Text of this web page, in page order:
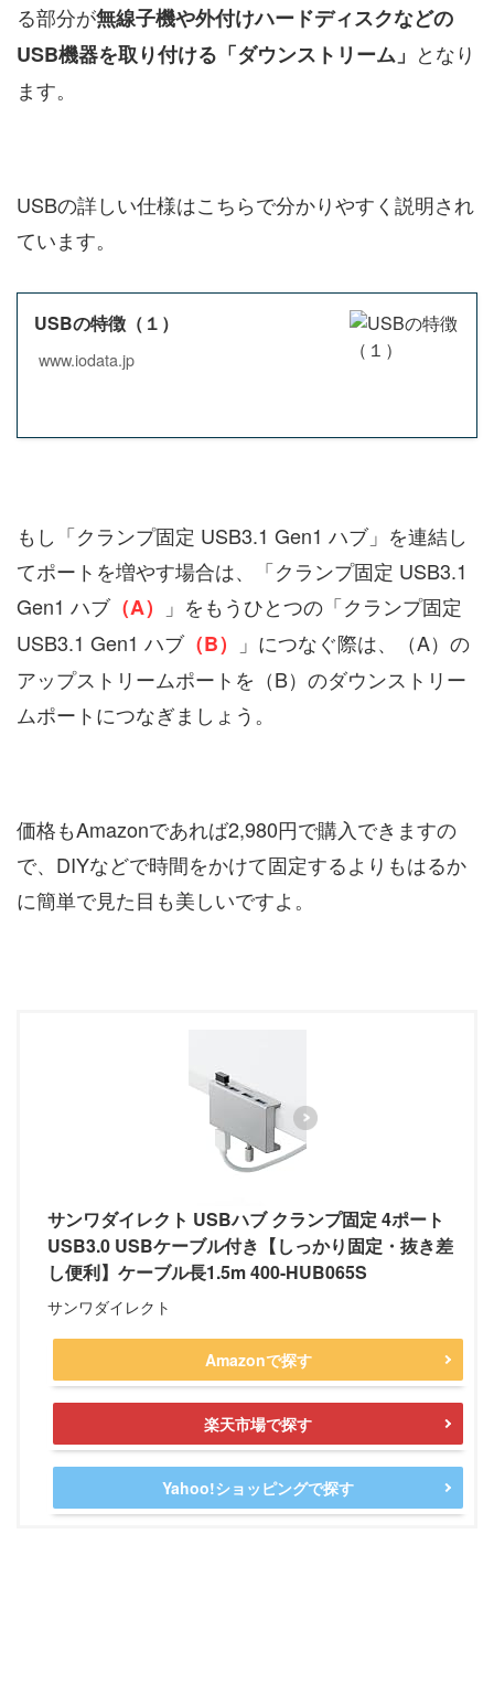
る部分が無線子機や外付けハードディスクなどの
USB機器を取り付ける「ダウンストリーム」 となり
ます。
USBの詳しい仕様はこちらで分かりやすく説明され
ています。
USBの特徴（１）
www.iodata.jp
もし「クランプ固定 USB3.1 Gen1 ハブ」を連結し
てポートを増やす場合は、「クランプ固定 USB3.1
Gen1 ハブ（A）
」をもうひとつの「クランプ固定
USB3.1 Gen1 ハブ（B）
」につなぐ際は、（A）の
アップストリームポートを（B）のダウンストリー
ムポートにつなぎましょう。
価格もAmazonであれば2,980円で購入できますの
で、DIYなどで時間をかけて固定するよりもはるか
に簡単で見た目も美しいですよ。
サンワダイレクト USBハブ クランプ固定 4ポート
USB3.0 USBケーブル付き【しっかり固定・抜き差
し便利】ケーブル長1.5m 400-HUB065S
サンワダイレクト
Amazonで探す
楽天市場で探す
Yahoo!ショッピングで探す